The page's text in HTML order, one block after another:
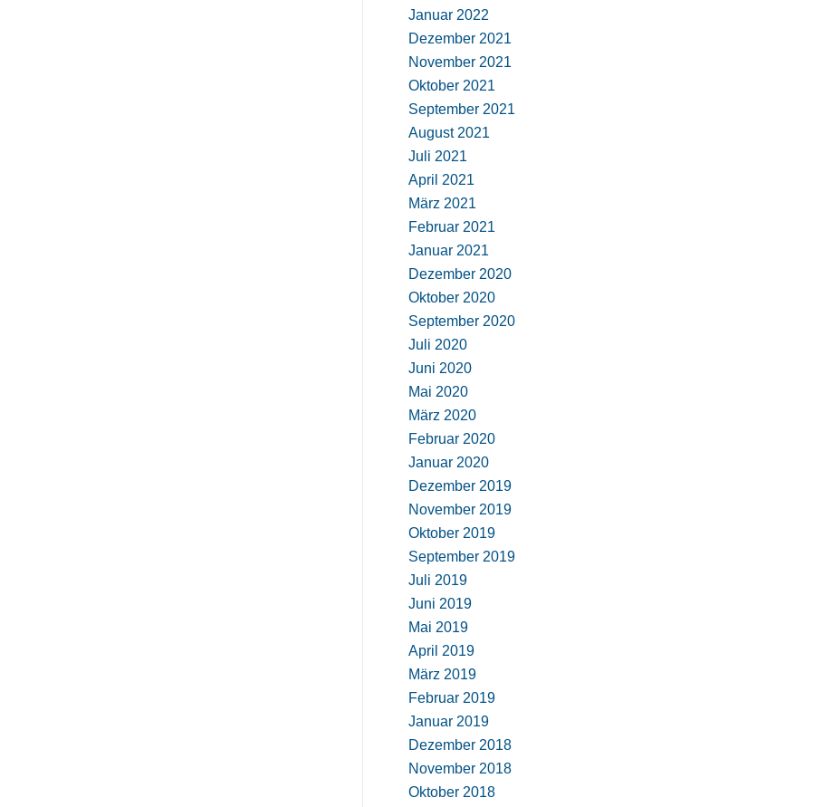
Januar 2022
Dezember 2021
November 2021
Oktober 2021
September 2021
August 2021
Juli 2021
April 2021
März 2021
Februar 2021
Januar 2021
Dezember 2020
Oktober 2020
September 2020
Juli 2020
Juni 2020
Mai 2020
März 2020
Februar 2020
Januar 2020
Dezember 2019
November 2019
Oktober 2019
September 2019
Juli 2019
Juni 2019
Mai 2019
April 2019
März 2019
Februar 2019
Januar 2019
Dezember 2018
November 2018
Oktober 2018